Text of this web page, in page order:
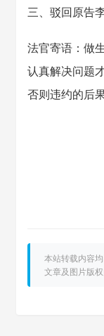
三、驳回原告
法官寄语：做
认真解决问题
否则违约的后
本站转载内容
文章及图片版